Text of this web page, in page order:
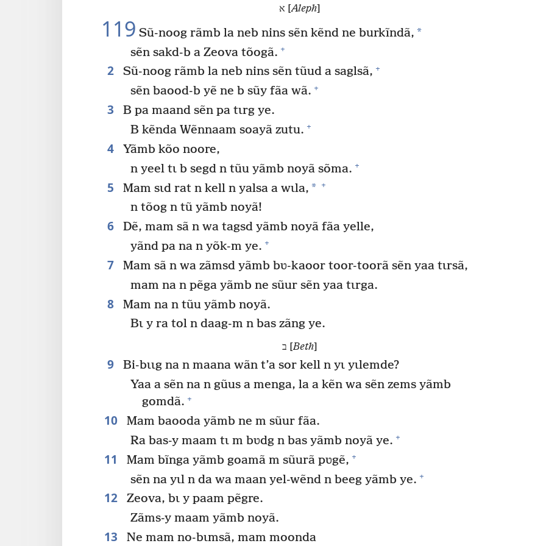
א [Aleph]
119 Sũ-noog rãmb la neb nins sẽn kẽnd ne burkĩndã, *
sẽn sakd-b a Zeova tõogã. +
2 Sũ-noog rãmb la neb nins sẽn tũud a saglsã, +
sẽn baood-b yẽ ne b sũy fãa wã. +
3
B pa maand sẽn pa tɩrg ye.
B kẽnda Wẽnnaam soayã zutu. +
4
Yãmb kõo noore,
n yeel tɩ b segd n tũu yãmb noyã sõma. +
5 Mam sɩd rat n kell n yalsa a wɩla, * +
n tõog n tũ yãmb noyã!
6
Dẽ, mam sã n wa tagsd yãmb noyã fãa yelle,
yãnd pa na n yõk-m ye. +
7
Mam sã n wa zãmsd yãmb bʋ-kaoor toor-toorã sẽn yaa tɩrsã,
mam na n pẽga yãmb ne sũur sẽn yaa tɩrga.
8
Mam na n tũu yãmb noyã.
Bɩ y ra tol n daag-m n bas zãng ye.
ב [Beth
9
Bi-bɩɩg na n maana wãn t’a sor kell n yɩ yɩlemde?
Yaa a sẽn na n gũus a menga, la a kẽn wa sẽn zems yãmb
gomdã. +
10
Mam baooda yãmb ne m sũur fãa.
Ra bas-y maam tɩ m bʋdg n bas yãmb noyã ye. +
11 Mam bĩnga yãmb goamã m sũurã pʋgẽ, +
sẽn na yɩl n da wa maan yel-wẽnd n beeg yãmb ye. +
12
Zeova, bɩ y paam pẽgre.
Zãms-y maam yãmb noyã.
13
Ne mam no-bɩmsã, mam moonda